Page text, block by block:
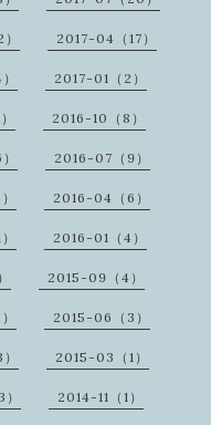
2017-04（17）
2017-01（2）
2016-10（8）
2016-07（9）
2016-04（6）
2016-01（4）
2015-09（4）
2015-06（3）
2015-03（1）
2014-11（1）